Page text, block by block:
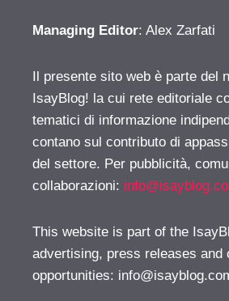
Managing Editor: Alex Zarfati
Il presente sito web è parte del
IsayBlog! la cui rete editoriale
tematici di informazione
contano sul contributo di
del settore. Per pubblicità,
collaborazioni:
This website is part of the
advertising, press releases and
opportunities: